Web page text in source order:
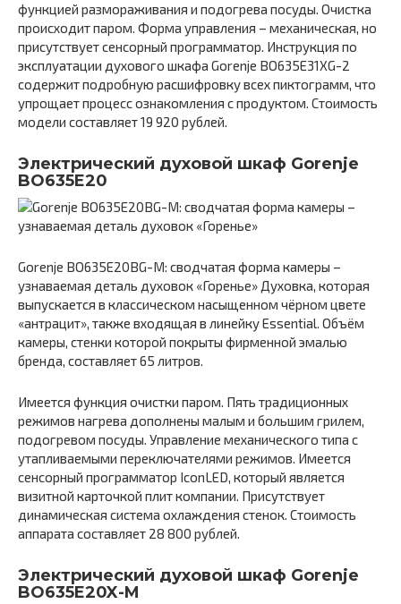
функцией размораживания и подогрева посуды. Очистка
происходит паром. Форма управления – механическая, но
присутствует сенсорный программатор. Инструкция по
эксплуатации духового шкафа Gorenje BO635E31XG-2
содержит подробную расшифровку всех пиктограмм, что
упрощает процесс ознакомления с продуктом. Стоимость
модели составляет 19 920 рублей.
Электрический духовой шкаф Gorenje
BO635E20
Gorenje BO635E20BG-M: сводчатая форма камеры –
узнаваемая деталь духовок «Горенье» Духовка, которая
выпускается в классическом насыщенном чёрном цвете
«антрацит», также входящая в линейку Essential. Объём
камеры, стенки которой покрыты фирменной эмалью
бренда, составляет 65 литров.
Имеется функция очистки паром. Пять традиционных
режимов нагрева дополнены малым и большим грилем,
подогревом посуды. Управление механического типа с
утапливаемыми переключателями режимов. Имеется
сенсорный программатор IconLED, который является
визитной карточкой плит компании. Присутствует
динамическая система охлаждения стенок. Стоимость
аппарата составляет 28 800 рублей.
Электрический духовой шкаф Gorenje
BO635E20X-M